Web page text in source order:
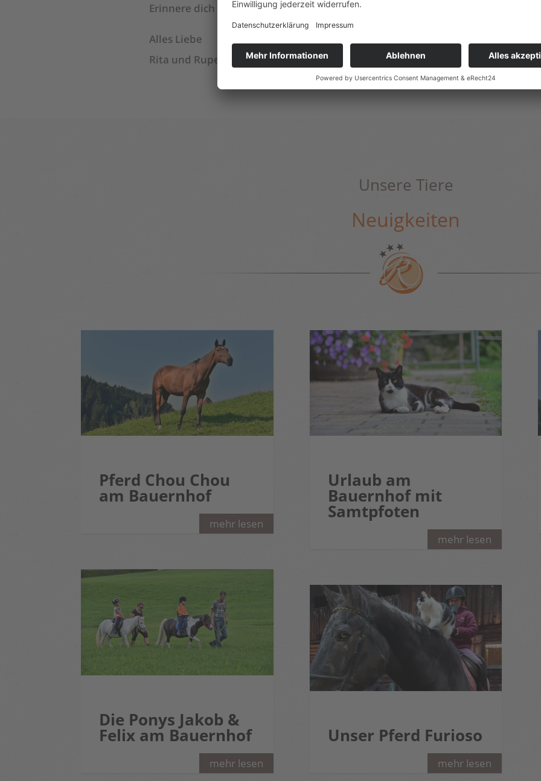
Erinnere dich an zauberhafte Momente und poliere damit deine Motivation
Alles Liebe
Rita und Rupert vom Pilsachhof
Unsere Tiere
Neuigkeiten
mehr lesen
Pferd Chou Chou
am Bauernhof
mehr lesen
Die Ponys Jakob &
Felix am Bauernhof
mehr lesen
Urlaub am
Bauernhof mit
Samtpfoten
mehr lesen
Unser Pferd Furioso